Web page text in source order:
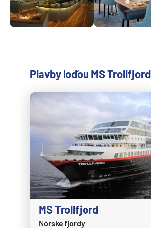
Plavby loďou MS Trollfjord
MS Trollfjord
Nórske fjordy